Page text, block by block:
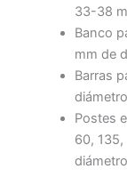
33-38
Banco
mm de
Barras
diámetro
Postes
60,
diámetro